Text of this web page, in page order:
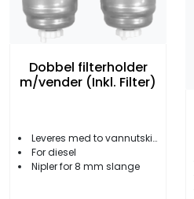
Dobbel filterholder
m/vender (Inkl. Filter)
Leveres med to vannutskillerfilter
For diesel
Nipler for 8 mm slange